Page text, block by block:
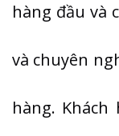
hàng đầu và
và chuyên
hàng.